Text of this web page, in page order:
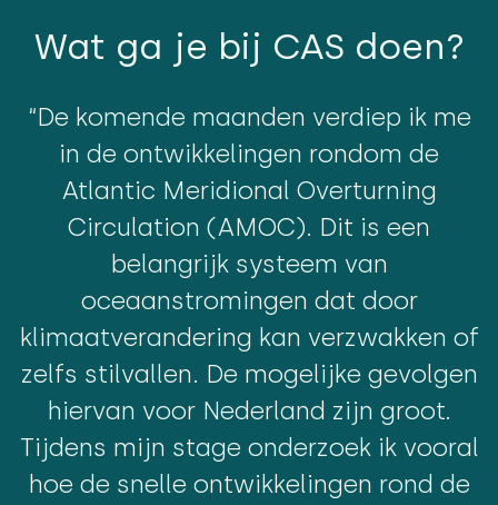
Wat ga je bij CAS doen?
“De komende maanden verdiep ik me
in de ontwikkelingen rondom de
Atlantic Meridional Overturning
Circulation (AMOC). Dit is een
belangrijk systeem van
oceaanstromingen dat door
klimaatverandering kan verzwakken of
zelfs stilvallen. De mogelijke gevolgen
hiervan voor Nederland zijn groot.
Tijdens mijn stage onderzoek ik vooral
hoe de snelle ontwikkelingen rond de